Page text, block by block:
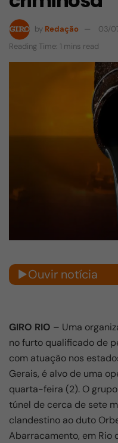
by Redação
03/
Reading Time: 1 mins read
Ouvir notícia
GIRO RIO – Uma
no furto qualificado de
com atuação nos
Gerais, é alvo de uma
quarta-feira (2). O
túnel de cerca de sete
clandestino ao duto
Abarracamento, em Rio